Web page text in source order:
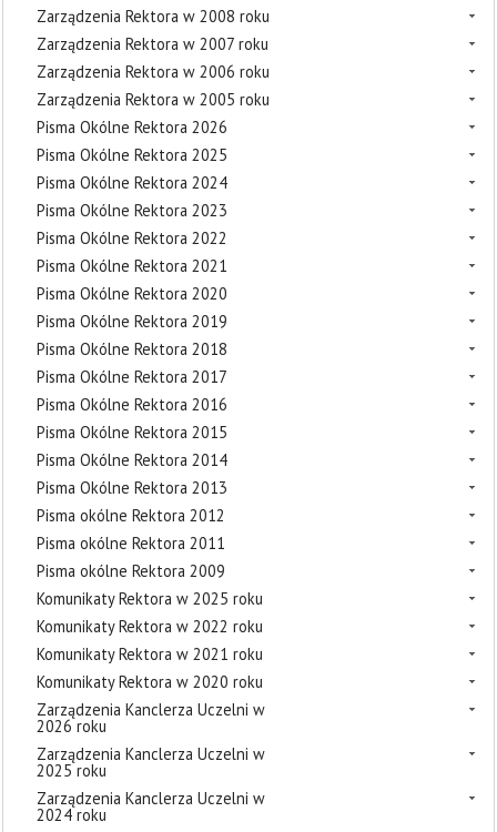
Zarządzenia Rektora w 2008 roku
Zarządzenia Rektora w 2007 roku
Zarządzenia Rektora w 2006 roku
Zarządzenia Rektora w 2005 roku
Pisma Okólne Rektora 2026
Pisma Okólne Rektora 2025
Pisma Okólne Rektora 2024
Pisma Okólne Rektora 2023
Pisma Okólne Rektora 2022
Pisma Okólne Rektora 2021
Pisma Okólne Rektora 2020
Pisma Okólne Rektora 2019
Pisma Okólne Rektora 2018
Pisma Okólne Rektora 2017
Pisma Okólne Rektora 2016
Pisma Okólne Rektora 2015
Pisma Okólne Rektora 2014
Pisma Okólne Rektora 2013
Pisma okólne Rektora 2012
Pisma okólne Rektora 2011
Pisma okólne Rektora 2009
Komunikaty Rektora w 2025 roku
Komunikaty Rektora w 2022 roku
Komunikaty Rektora w 2021 roku
Komunikaty Rektora w 2020 roku
Zarządzenia Kanclerza Uczelni w
2026 roku
Zarządzenia Kanclerza Uczelni w
2025 roku
Zarządzenia Kanclerza Uczelni w
2024 roku